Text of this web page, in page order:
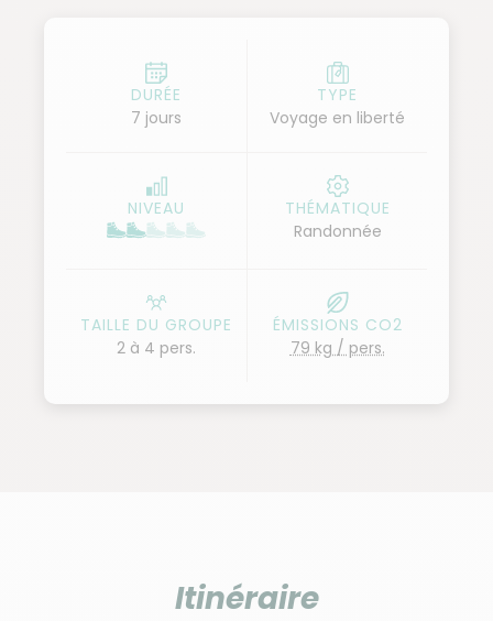
DURÉE
7 jours
TYPE
Voyage en liberté
NIVEAU
THÉMATIQUE
Randonnée
TAILLE DU GROUPE
2 à 4 pers.
ÉMISSIONS CO2
79 kg / pers.
Itinéraire